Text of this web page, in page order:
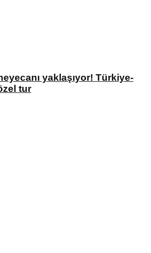
yaklaşıyor! Türkiye-
tur